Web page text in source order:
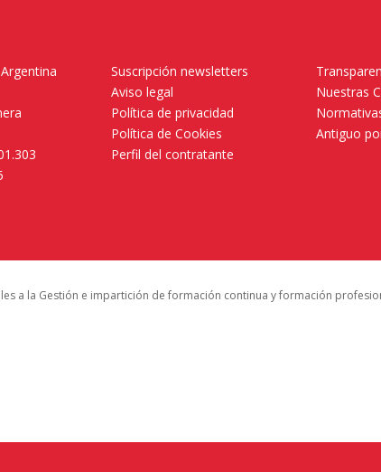
Suscripción newsletters
Aviso legal
Política de privacidad
Política de Cookies
Perfil del contratante
Nuestras
Antiguo
a la Gestión e impartición de formación continua y formación